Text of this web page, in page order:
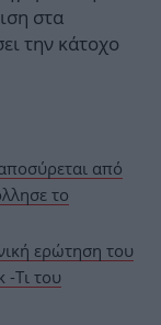
στα
την κάτοχο
από
το
ερώτηση του
Τι του